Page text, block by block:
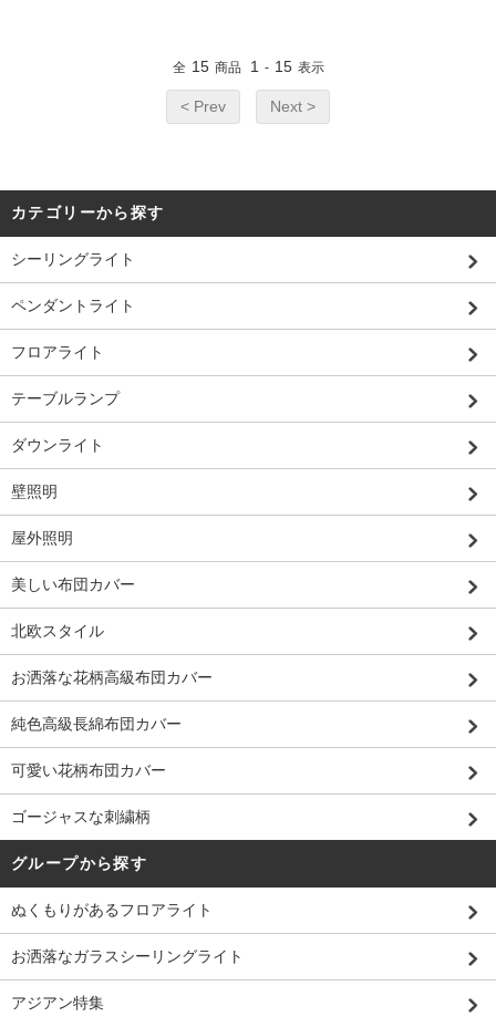
全 15 商品 1 - 15 表示
< Prev Next >
カテゴリーから探す
シーリングライト
ペンダントライト
フロアライト
テーブルランプ
ダウンライト
壁照明
屋外照明
美しい布団カバー
北欧スタイル
お洒落な花柄高級布団カバー
純色高級長綿布団カバー
可愛い花柄布団カバー
ゴージャスな刺繍柄
グループから探す
ぬくもりがあるフロアライト
お洒落なガラスシーリングライト
アジアン特集